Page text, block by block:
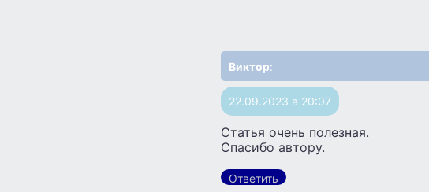
Виктор:
22.09.2023 в 20:07
Статья очень полезная.
Спасибо автору.
Ответить